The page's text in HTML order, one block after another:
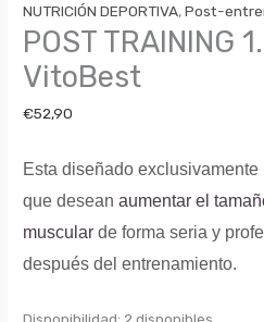
NUTRICIÓN DEPORTIVA,Post-
POST TRAINING
VitoBest
€52,90
Esta diseñado
que deseanaumentar el
muscular de forma seria y
después del entrenamiento.